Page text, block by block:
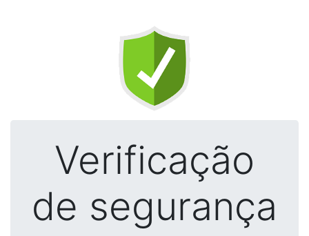
Verificação
de segurança